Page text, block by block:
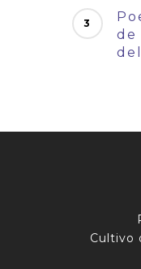
de
Cultivo